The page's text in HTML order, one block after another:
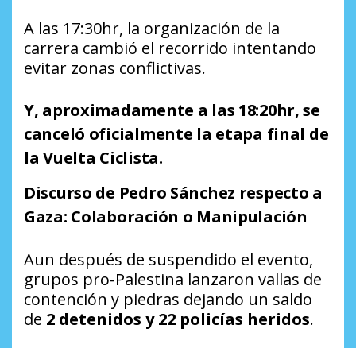
A las 17:30hr, la organización de la
carrera cambió el recorrido intentando
evitar zonas conflictivas.
Y, aproximadamente a las 18:20hr, se
canceló oficialmente la etapa final de
la Vuelta Ciclista.
Discurso de Pedro Sánchez respecto a
Gaza: Colaboración o Manipulación
Aun después de suspendido el evento,
grupos pro-Palestina lanzaron vallas de
contención y piedras dejando un saldo
de 2 detenidos y 22 policías heridos.